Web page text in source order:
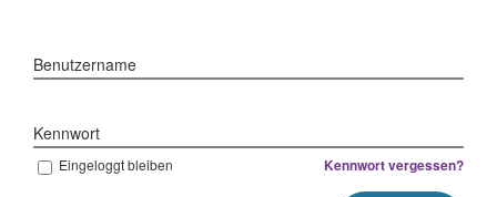
Benutzername
Kennwort
Eingeloggt bleiben Kennwort vergessen?